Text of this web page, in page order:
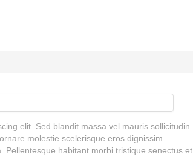
elit. Sed blandit massa vel mauris sollicitudin
molestie scelerisque eros dignissim.
Pellentesque habitant morbi tristique senectus et